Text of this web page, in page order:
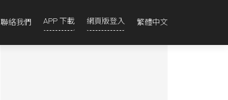
聯絡我們 APP 下載 網頁版登入 繁體中文